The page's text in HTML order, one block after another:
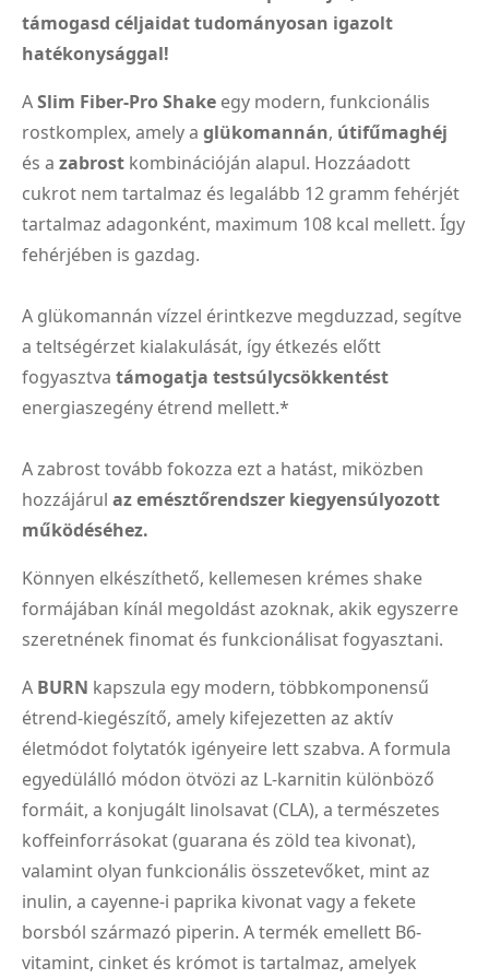
támogasd céljaidat tudományosan igazolt
hatékonysággal!
ASlim Fiber-Pro Shake egy modern, funkcionális
rostkomplex, amely a glükomannán, útifűmaghéj
és a zabrost kombinációján alapul. Hozzáadott
cukrot nem tartalmaz és legalább 12 gramm fehérjét
tartalmaz adagonként, maximum 108 kcal mellett. Így
fehérjében is gazdag.
A glükomannán vízzel érintkezve megduzzad, segítve
a teltségérzet kialakulását, így étkezés előtt
fogyasztva támogatja testsúlycsökkentést
energiaszegény étrend mellett.*
A zabrost tovább fokozza ezt a hatást, miközben
hozzájárul az emésztőrendszer kiegyensúlyozott
működéséhez.
Könnyen elkészíthető, kellemesen krémes shake
formájában kínál megoldást azoknak, akik egyszerre
szeretnének finomat és funkcionálisat fogyasztani.
A BURN kapszula egy modern, többkomponensű
étrend-kiegészítő, amely kifejezetten az aktív
életmódot folytatók igényeire lett szabva. A formula
egyedülálló módon ötvözi az L-karnitin különböző
formáit, a konjugált linolsavat (CLA), a természetes
koffeinforrásokat (guarana és zöld tea kivonat),
valamint olyan funkcionális összetevőket, mint az
inulin, a cayenne-i paprika kivonat vagy a fekete
borsból származó piperin. A termék emellett B6-
vitamint, cinket és krómot is tartalmaz, amelyek